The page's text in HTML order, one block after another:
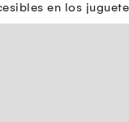
en los